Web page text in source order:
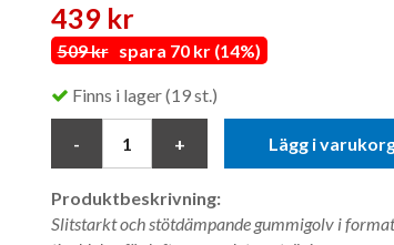
439 kr
509 krspara 70 kr (14%)
Finns i lager (19 st.)
Lägg i
Produktbeskrivning:
Slitstarkt och stötdämpande gummigolv i